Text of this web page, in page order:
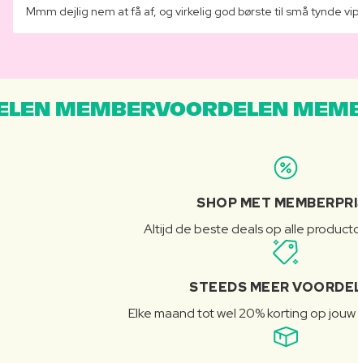
Mmm dejlig nem at få af, og virkelig god børste til små tynde
MEMBERVOORDELEN
SHOP MET
Altijd de beste deals op alle
STEEDS MEER
Elke maand tot wel 20% korting op